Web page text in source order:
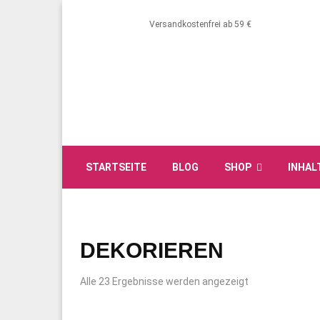
Versandkostenfrei ab 59 €
STARTSEITE BLOG SHOP
DEKORIEREN
Alle 23 Ergebnisse werden angezeigt